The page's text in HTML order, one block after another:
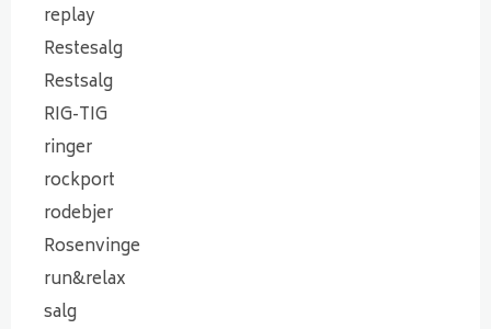
replay
Restesalg
Restsalg
RIG-TIG
ringer
rockport
rodebjer
Rosenvinge
run&relax
salg